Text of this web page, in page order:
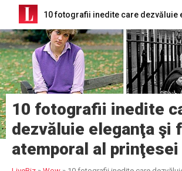
10 fotografii inedite
dezvăluie eleganţa şi
atemporal al prinţesei